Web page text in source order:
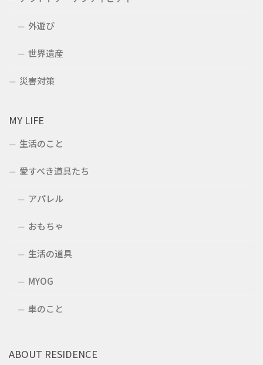
外遊び
世界遺産
災害対策
MY LIFE
生活のこと
愛すべき道具たち
アパレル
おもちゃ
生活の道具
MYOG
車のこと
ABOUT RESIDENCE